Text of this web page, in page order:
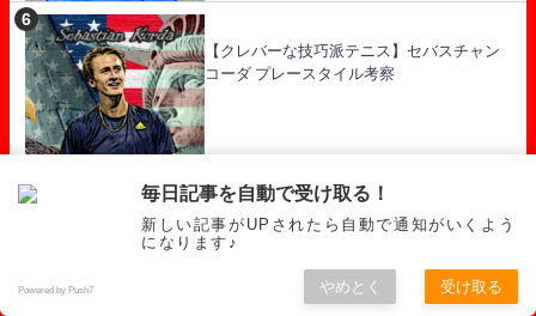
【クレバーな技巧派テニス】セバスチャン
コーダ プレースタイル考察
【しゃこフォアハンドが強烈】マッテオ・
ベレッティーニ プレースタイル ラケット・
毎日記事を自動で受け取る！
新しい記事がUPされたら自動で通知がいくよう
になります♪
Powered by Push7 やめとく 受け取る